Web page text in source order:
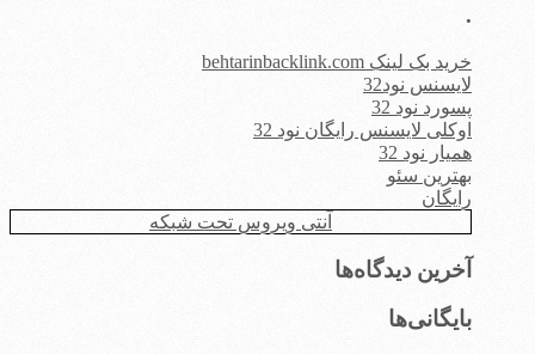
.
خرید بک لینک behtarinbacklink.com
لایسنس نود32
پسورد نود 32
اوکلی لایسنس رایگان نود 32
همیار نود 32
بهترین سئو
رایگان
آنتی ویروس تحت شبکه
آخرین دیدگاه‌ها
بایگانی‌ها